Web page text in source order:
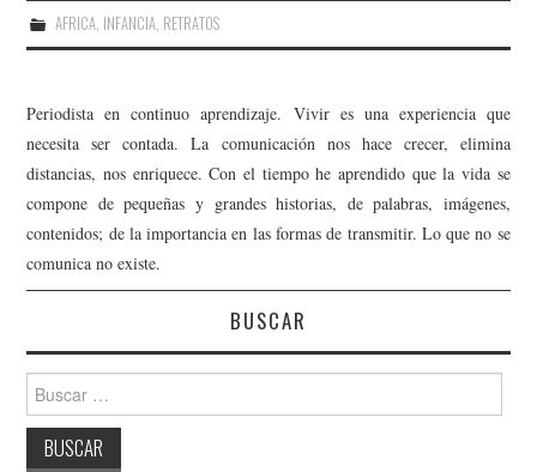
AFRICA, INFANCIA, RETRATOS
Periodista en continuo aprendizaje. Vivir es una experiencia que
necesita ser contada. La comunicación nos hace crecer, elimina
distancias, nos enriquece. Con el tiempo he aprendido que la vida se
compone de pequeñas y grandes historias, de palabras, imágenes,
contenidos; de la importancia en las formas de transmitir. Lo que no se
comunica no existe.
BUSCAR
Buscar: